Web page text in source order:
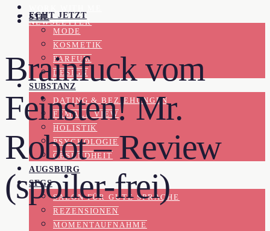
NEWSLETTER
STIL
MODE
KOSMETIK
PARFUM
DESIGN
SUBSTANZ
DATING & BEZIEHUNGEN
FEMALE VIEW
HOLISTIK
PSYCHOLOGIE
GESUNDHEIT
AUGSBURG
SFGS
SALON FÜR GUTE SPRACHE
REZENSIONEN
MOMENTAUFNAHME
ECHT JETZT
Brainfuck vom
Feinsten! Mr.
Robot – Review
(spoiler-frei)